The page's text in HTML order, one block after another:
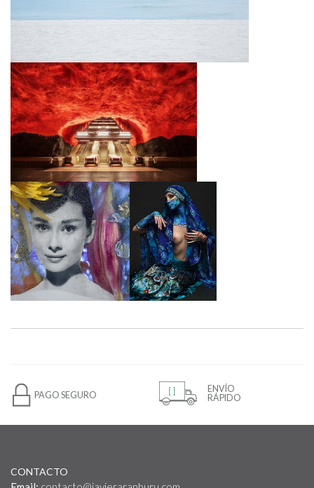
PAGO SEGURO
ENVÍO
RÁPIDO
CONTACTO